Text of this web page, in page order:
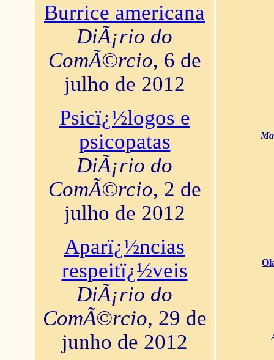
Burrice americana
DiÃ¡rio do
ComÃ©rcio, 6 de
julho de 2012
Psicï¿½logos e
psicopatas
DiÃ¡rio do
ComÃ©rcio, 2 de
julho de 2012
Aparï¿½ncias
respeitï¿½veis
DiÃ¡rio do
ComÃ©rcio, 29 de
junho de 2012